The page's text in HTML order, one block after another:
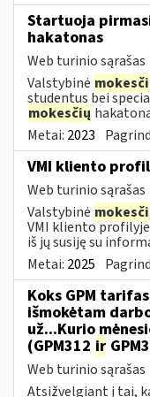
Startuoja
hakatonas
Web turinio sąrašas
Valstybinė
studentus bei
mokesčių
Metai: 2023
VMI kliento
Web turinio sąrašas
Valstybinė
VMI kliento
iš jų susiję su
Metai: 2025
Koks GPM tarifas
išmokėtam
už...Kurio
(GPM312 ir
Web turinio sąrašas
Atsižvelgiant į tai,